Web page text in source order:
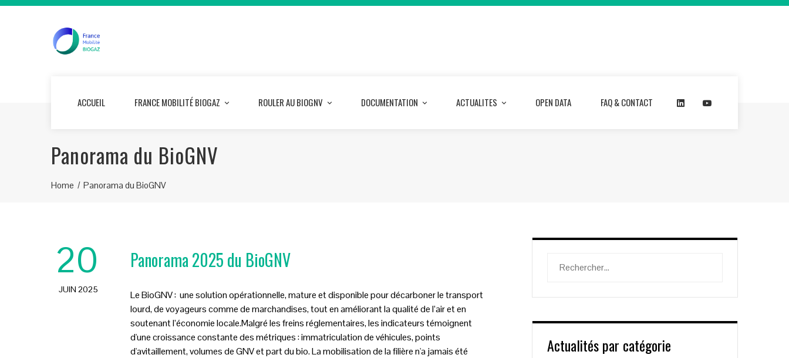
ACCUEIL FRANCE MOBILITÉ BIOGAZ ROULER AU BIOGNV DOCUMENTATION ACTUALITES OPEN DATA FAQ & CONTACT
Panorama du BioGNV
Home Panorama du BioGNV
20
JUIN 2025
Panorama 2025 du BioGNV
Le BioGNV : une solution opérationnelle, mature et disponible pour décarboner le transport
lourd, de voyageurs comme de marchandises, tout en améliorant la qualité de l’air et en
soutenant l’économie locale.Malgré les freins réglementaires, les indicateurs témoignent
d'une croissance constante des métriques : immatriculation de véhicules, points
d'avitaillement, volumes de GNV et part du bio. La mobilisation de la filière n'a jamais été
Actualités par catégorie